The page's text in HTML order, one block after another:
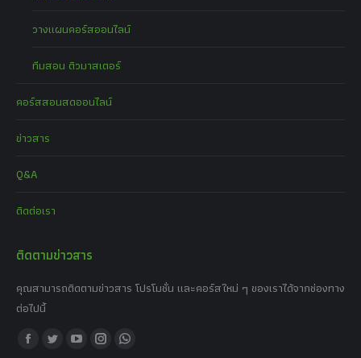
วางแผนคอร์สออนไลน์
ทีมสอน ติวมาสเตอร์
คอร์สสอนสดออนไลน์
ข่าวสาร
Q&A
ติดต่อเรา
ติดตามข่าวสาร
คุณสามารถติดตามข่าวสาร โปรโมชั่น และคอร์สใหม่ ๆ ของเราได้จากช่องทาง
ต่อไปนี้
Find us on:
Facebook
TwitterYouTubeInstagramWhatsapp